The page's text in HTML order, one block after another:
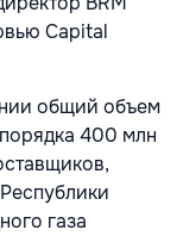
Capital
общий объем
400 млн
газа